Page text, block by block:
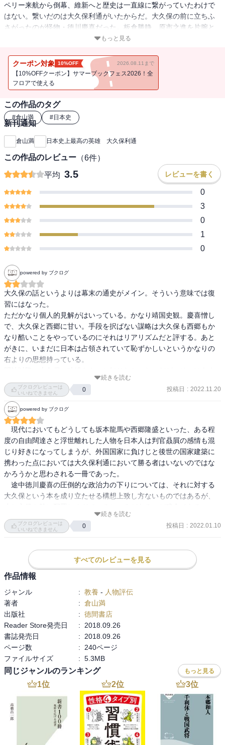
ペリー来航から倒幕、維新へと歴史は一直線に繋がっていたわけで
はない。繋いだのは大久保利通がいたからだ。大久保の前に立ちふ
さがったのが怪物・徳川慶喜だった。板倉勝静、原市之進を片腕と
して幕末の十年を振り回す。この三人に何度も叩きのめされる大久
西郷を殺してまでもやり遂げたこととは？ 幕末の動乱から明治国
家の成立まで――「未来への意思」を貫いた男の真実を描く快作！
もっと見る
クーポン対象 10%OFF 2026.08.11まで
【10%OFFクーポン】サマーブックフェス2026！全
フロアで使える
この作品のタグ
#倉山満 #日本史
新刊通知
倉山満 日本史上最高の英雄 大久保利通
この作品のレビュー （6件）
平均 3.5 レビューを書く
0
3
0
1
0
powered by ブクログ
大久保の話というよりは幕末の通史がメイン。そういう意味では復
習にはなった。
ただかなり個人的見解がはいっている。かなり靖国史観。慶喜憎し
で、大久保と西郷に甘い。手段を択ばない謀略は大久保も西郷もか
なり酷いことをやっているのにそれはリアリズムだと評する。あと
がきに、いまだに日本は占領されていて恥ずかしいというかなりの
右よりの思想持っている。
り書かれていない。
続きを読む
ブクログレビューは
いいねできません
0 投稿日 : 2022.11.20
powered by ブクログ
現代においてもどうしても坂本龍馬や西郷隆盛といった、ある程
度の自由闊達さと浮世離れした人物を日本人は判官贔屓の感情も混
じり好きになってしまうが、外国国家に負けじと後世の国家建築に
携わった点においては大久保利通において勝る者はいないのではな
かろうかと思わされる一冊であった。
途中徳川慶喜の圧倒的な政治力の下りについては、それに対する
大久保という本を成り立たせる構想上致し方ないものではあるが、
またこの本ではただ一人大久保だけと思われるかもしれないが、
私心のないところにおいては西郷隆盛にも無論あり、ベクトルの違
ただ西郷隆盛に国家構想と建築といったものが見えてこず、まさ
に現実主義の大久保が戊辰戦争後に核となる必要があった。暗殺で
幕を閉じなければどうなっていたのか、こう言った偉人でさえも時
冠たる大日本帝国を築けたのか。
今の日本において国のために私心を無くし、ただ国家のために生
命を賭する政治家が果たしてどのくらいいるのかと問いたくなる一
冊でもある。
続きを読む
ブクログレビューは
いいねできません
0 投稿日 : 2022.01.10
すべてのレビューを見る
作品情報
ジャンル : 教養 - 人物評伝
著者
: 倉山満
出版社
: 徳間書店
Reader Store発売日
:
2018.09.26
書誌発売日
:
2018.09.26
ページ数
:
240ページ
ファイルサイズ
: 5.3MB
同じジャンルのランキング もっと見る
1位 2位 3位